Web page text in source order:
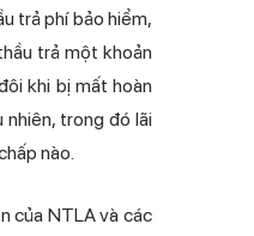
trả phí bảo hiểm,
trả một khoản
khi bị mất hoàn
nhiên, trong đó lãi
nào.
của NTLA và các